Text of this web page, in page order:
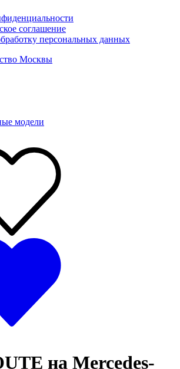
соглашение
персональных данных
модели
на Mercedes-